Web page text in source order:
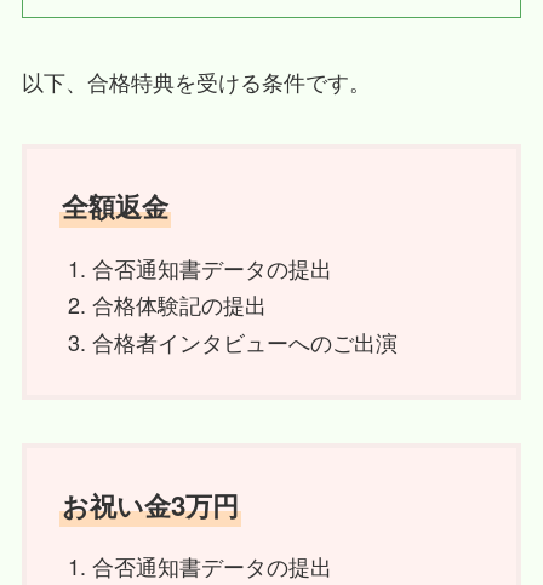
以下、合格特典を受ける条件です。
全額返金
合否通知書データの提出
合格体験記の提出
合格者インタビューへのご出演
お祝い金3万円
合否通知書データの提出